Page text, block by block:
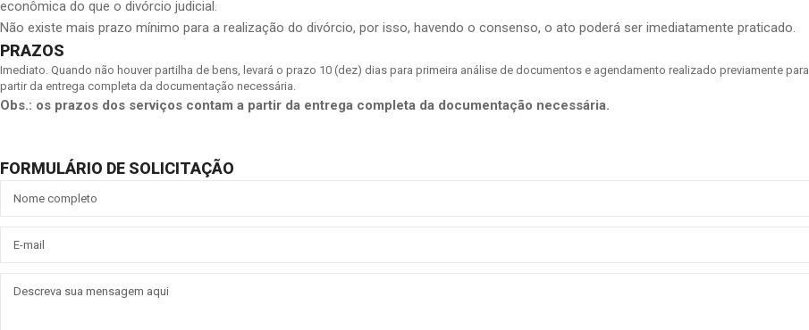
econômica do que o divórcio judicial.
Não existe mais prazo mínimo para a realização do divórcio, por isso, havendo o consenso, o ato poderá ser imediatamente praticado.
PRAZOS
Imediato. Quando não houver partilha de bens, levará o prazo 10 (dez) dias para primeira análise de documentos e agendamento realizado previamente
partir da entrega completa da documentação necessária.
Obs.: os prazos dos serviços contam a partir da entrega completa da documentação necessária.
FORMULÁRIO DE SOLICITAÇÃO